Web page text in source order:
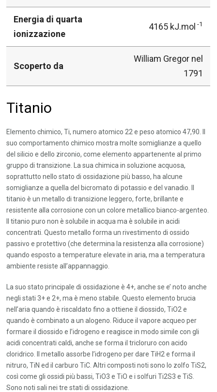
Energia di quarta
ionizzazione
4165 kJ.mol -1
Scoperto da
William Gregor nel
1791
Titanio
Elemento chimico, Ti, numero atomico 22 e peso atomico 47,90. Il
suo comportamento chimico mostra molte somiglianze a quello
del silicio e dello zirconio, come elemento appartenente al primo
gruppo di transizione. La sua chimica in soluzione acquosa,
soprattutto nello stato di ossidazione più basso, ha alcune
somiglianze a quella del bicromato di potassio e del vanadio. Il
titanio è un metallo di transizione leggero, forte, brillante e
resistente alla corrosione con un colore metallico bianco-argenteo.
Il titanio puro non è solubile in acqua ma è solubile in acidi
concentrati. Questo metallo forma un rivestimento di ossido
passivo e protettivo (che determina la resistenza alla corrosione)
quando esposto a temperature elevate in aria, ma a temperatura
ambiente resiste all’appannaggio.
La suo stato principale di ossidazione è 4+, anche se e’ noto anche
negli stati 3+ e 2+, ma è meno stabile. Questo elemento brucia
nell’aria quando è riscaldato fino a ottiene il diossido, TiO2 e
quando è combinato a un alogeno. Riduce il vapore acqueo per
formare il diossido e l’idrogeno e reagisce in modo simile con gli
acidi concentrati caldi, anche se forma il tricloruro con acido
cloridrico. Il metallo assorbe l’idrogeno per dare TiH2 e forma il
nitruro, TiN ed il carburo TiC. Altri composti noti sono lo zolfo TiS2,
così come gli ossidi più bassi, TiO3 e TiO e i solfuri Ti2S3 e TiS.
Sono noti sali nei tre stati di ossidazione.